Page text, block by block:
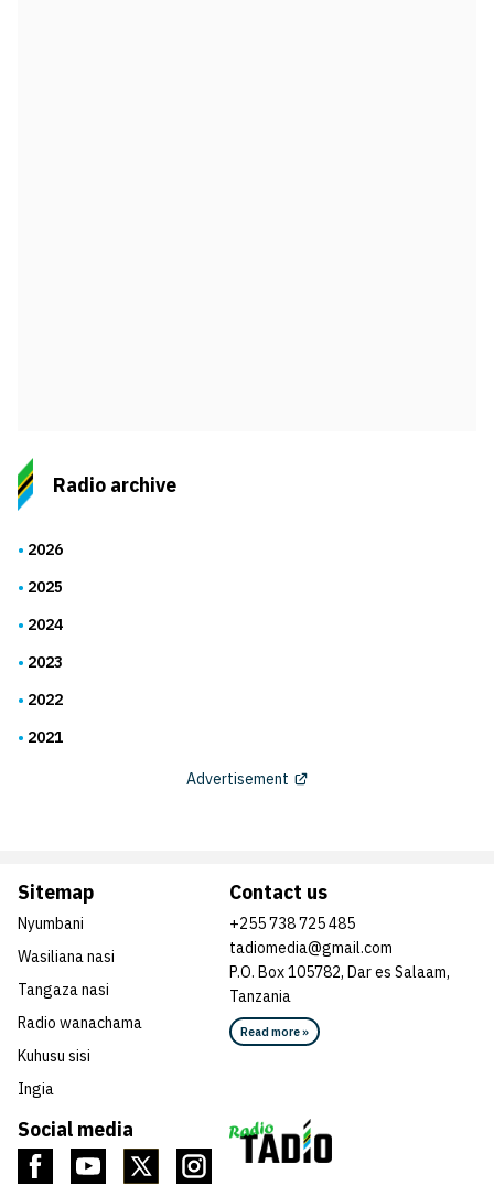
Radio archive
2026
2025
2024
2023
2022
2021
Advertisement
Social media
Sitemap
Nyumbani
Wasiliana nasi
Tangaza nasi
Radio wanachama
Kuhusu sisi
Ingia
Contact us
+255 738 725 485
tadiomedia@gmail.com
P.O. Box 105782, Dar es Salaam,
Tanzania
Read more »